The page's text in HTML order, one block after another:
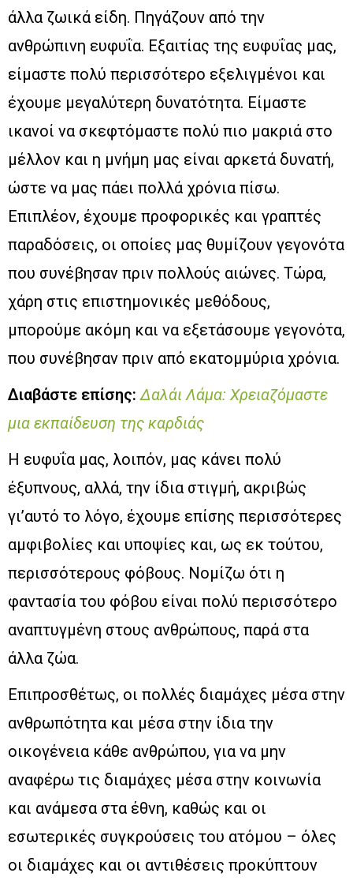
άλλα ζωικά είδη. Πηγάζουν από την
ανθρώπινη ευφυΐα. Εξαιτίας της ευφυΐας μας,
είμαστε πολύ περισσότερο εξελιγμένοι και
έχουμε μεγαλύτερη δυνατότητα. Είμαστε
ικανοί να σκεφτόμαστε πολύ πιο μακριά στο
μέλλον και η μνήμη μας είναι αρκετά δυνατή,
ώστε να μας πάει πολλά χρόνια πίσω.
Επιπλέον, έχουμε προφορικές και γραπτές
παραδόσεις, οι οποίες μας θυμίζουν γεγονότα
που συνέβησαν πριν πολλούς αιώνες. Τώρα,
χάρη στις επιστημονικές μεθόδους,
μπορούμε ακόμη και να εξετάσουμε γεγονότα,
που συνέβησαν πριν από εκατομμύρια χρόνια.
Διαβάστε επίσης:Δαλάι Λάμα: Χρειαζόμαστε
μια εκπαίδευση της καρδιάς
Η ευφυΐα μας, λοιπόν, μας κάνει πολύ
έξυπνους, αλλά, την ίδια στιγμή, ακριβώς
γι’αυτό το λόγο, έχουμε επίσης περισσότερες
αμφιβολίες και υποψίες και, ως εκ τούτου,
περισσότερους φόβους. Νομίζω ότι η
φαντασία του φόβου είναι πολύ περισσότερο
αναπτυγμένη στους ανθρώπους, παρά στα
άλλα ζώα.
Επιπροσθέτως, οι πολλές διαμάχες μέσα στην
ανθρωπότητα και μέσα στην ίδια την
οικογένεια κάθε ανθρώπου, για να μην
αναφέρω τις διαμάχες μέσα στην κοινωνία
και ανάμεσα στα έθνη, καθώς και οι
εσωτερικές συγκρούσεις του ατόμου – όλες
οι διαμάχες και οι αντιθέσεις προκύπτουν